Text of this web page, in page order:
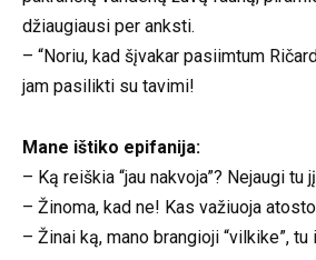
džiaugiausi per anksti.
– “Noriu, kad šįvakar pasiimtum
jam pasilikti su tavimi!
Mane ištiko epifanija:
– Ką reiškia “jau nakvoja”? Nejaugi
– Žinoma, kad ne! Kas važiuoja
– Žinai ką, mano brangioji “vilkike”,